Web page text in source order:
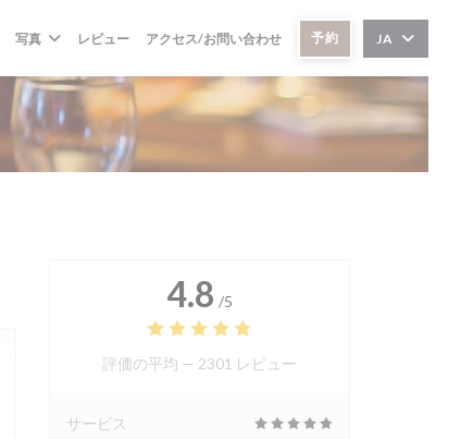
写真 レビュー アクセス/お問い合わせ 予約 JA
4.8 /5
評価の平均 — 2301 レビュー
サービス